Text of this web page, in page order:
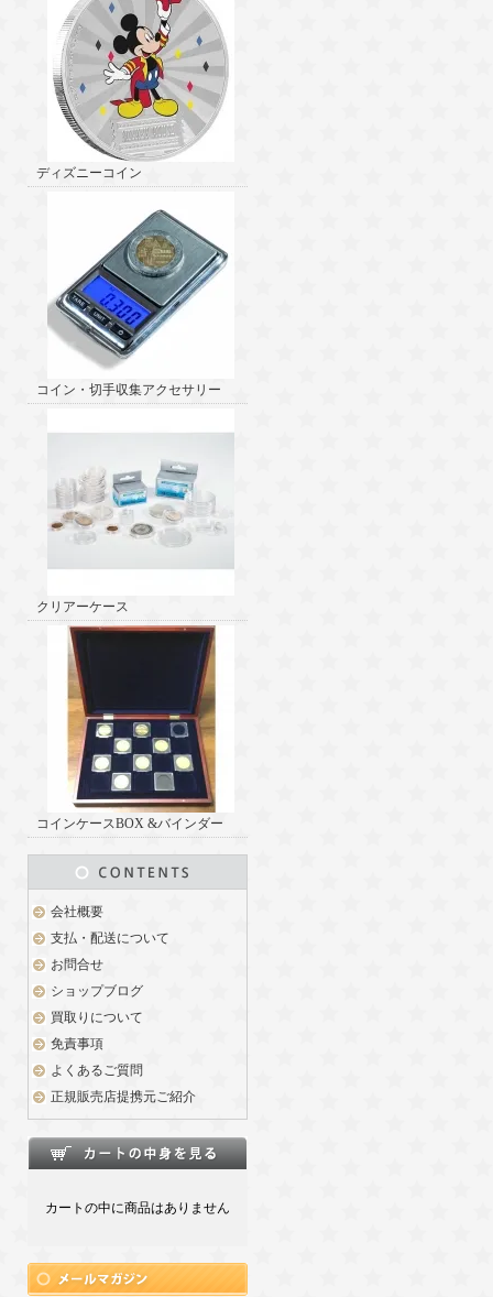
ディズニーコイン
コイン・切手収集アクセサリー
クリアーケース
コインケースBOX &バインダー
会社概要
支払・配送について
お問合せ
ショップブログ
買取りについて
免責事項
よくあるご質問
正規販売店提携元ご紹介
カートの中に商品はありません